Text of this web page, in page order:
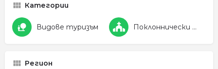
Категории
Видове туризъм Поклоннически туризъм
Регион